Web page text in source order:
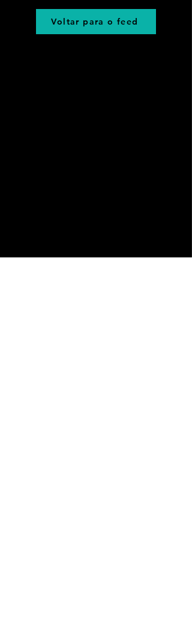
Voltar para o feed